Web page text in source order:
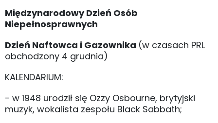
Międzynarodowy Dzień Osób
Niepełnosprawnych
Dzień Naftowca i Gazownika (w czasach PRL
obchodzony 4 grudnia)
KALENDARIUM:
- w 1948 urodził się Ozzy Osbourne, brytyjski
muzyk, wokalista zespołu Black Sabbath;